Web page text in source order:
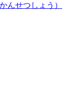
んせつしょう）